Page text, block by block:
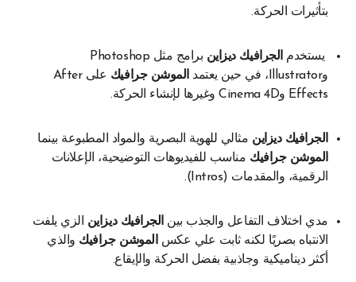
بتأثيرات الحركة.
يستخدم الجرافيك ديزاين
برامج مثل Photoshop
وIllustrator، في حين يعتمد
الموشن جرافيك
على After
Effects وCinema 4D وغيرها لإنشاء الحركة.
الجرافيك ديزاين مثالي للهوية البصرية والمواد المطبوعة بينما
الموشن جرافيك مناسب للفيديوهات التوضيحية، الإعلانات
الرقمية، والمقدمات (Intros).
مدي اختلاف التفاعل والجذب بين الجرافيك ديزاين الزي يلفت
الانتباه بصريًا لكنه ثابت علي عكس
الموشن جرافيك والذي
أكثر ديناميكية وجاذبية بفضل الحركة والإيقاع.